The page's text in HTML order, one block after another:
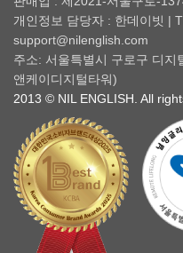
개인정보 담당자 : 한데이빗 |
support@nilenglish.com
주소: 서울특별시 구로구 디
앤케이디지털타워)
2013 © NIL ENGLISH. All